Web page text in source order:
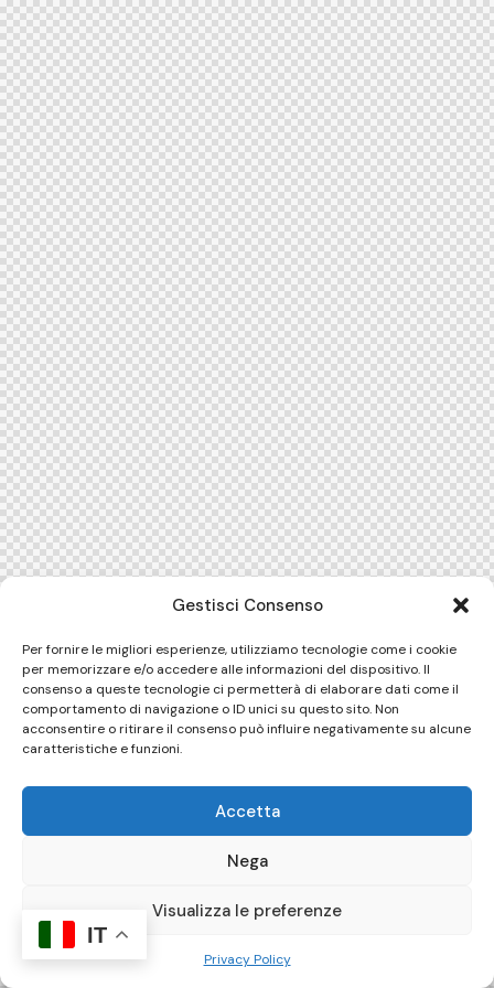
Gestisci Consenso
Per fornire le migliori esperienze, utilizziamo tecnologie come i cookie
per memorizzare e/o accedere alle informazioni del dispositivo. Il
consenso a queste tecnologie ci permetterà di elaborare dati come il
comportamento di navigazione o ID unici su questo sito. Non
acconsentire o ritirare il consenso può influire negativamente su alcune
caratteristiche e funzioni.
Accetta
Nega
Visualizza le preferenze
Privacy Policy
IT